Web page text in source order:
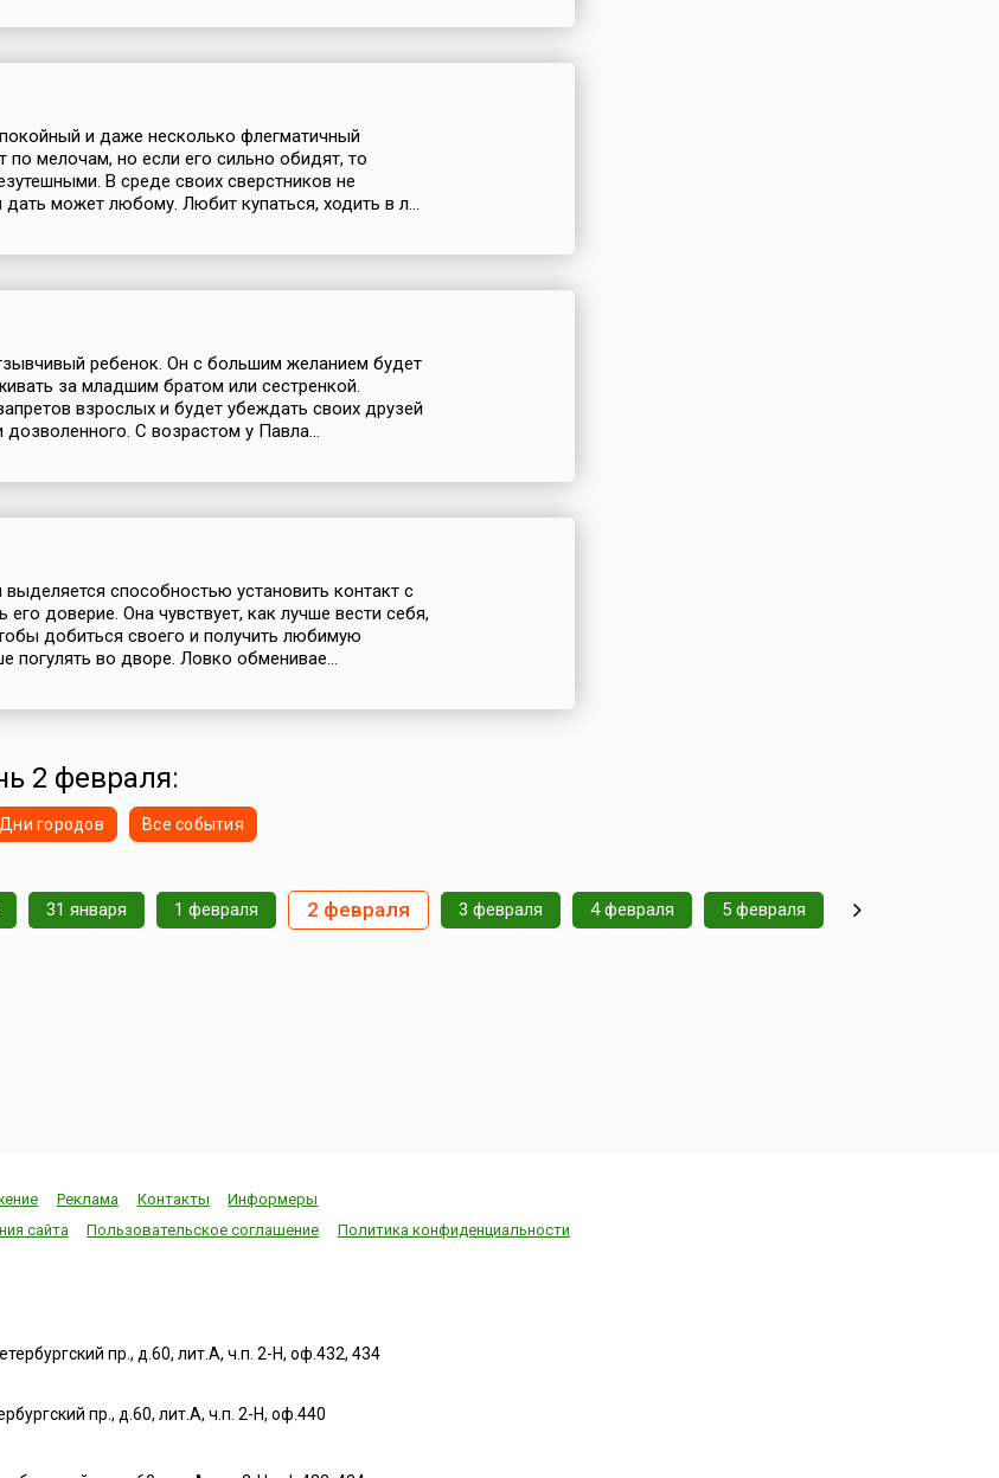
и даже несколько флегматичный
по мелочам, но если его сильно обидят, то
В среде своих сверстников не
дать может любому. Любит купаться, ходить в л...
ребенок. Он с большим желанием будет
за младшим братом или сестренкой.
взрослых и будет убеждать своих друзей
дозволенного. С возрастом у Павла...
способностью установить контакт с
его доверие. Она чувствует, как лучше вести себя,
добиться своего и получить любимую
погулять во дворе. Ловко обменивае...
2 февраля:
Дни городов Все события
31 января 1 февраля 2 февраля 3 февраля 4 февраля 5 февраля
Реклама Контакты
Информеры
сайта
Пользовательское соглашение Политика конфиденциальности
пр., д.60, лит.А, ч.п. 2-Н, оф.432, 434
пр., д.60, лит.А, ч.п. 2-Н, оф.440